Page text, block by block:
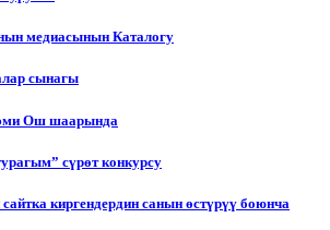
медиасынын Каталогу
сынагы
Ош шаарында
сүрөт конкурсу
киргендердин санын өстүрүү боюнча